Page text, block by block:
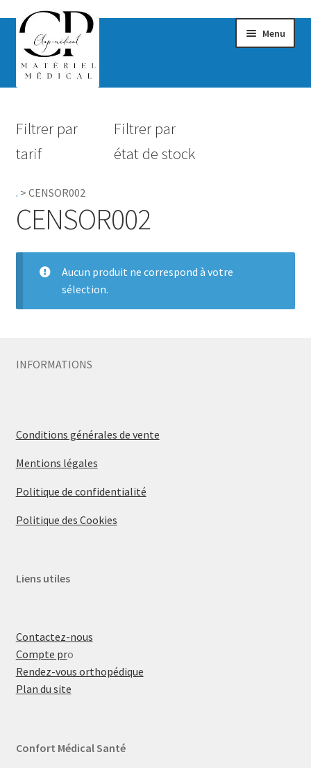
Menu
Hygiène
Accessoires Salle de bain
Pro.
Filtrer par
tarif
Filtrer par
état de stock
. > CENSOR002
CENSOR002
Aucun produit ne correspond à votre
sélection.
INFORMATIONS
Conditions générales de vente
Mentions légales
Politique de confidentialité
Politique des Cookies
Liens utiles
Contactez-nous
Compte pro
Rendez-vous orthopédique
Plan du site
Confort Médical Santé